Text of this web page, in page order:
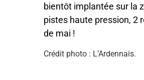
bientôt implantée sur la
pistes haute pression, 2
de mai !
Crédit photo : L’Ardennais.